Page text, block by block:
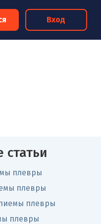
Вход
плевры
плевры
плевры
плевры